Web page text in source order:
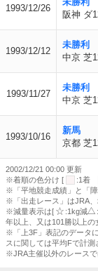
1993/12/26
阪神 ダ
1993/12/12
未勝利
中京 芝
1993/11/27
未勝利
中京 芝
1993/10/16
新馬
京都 芝
2002/12/21 00:00 更新
※着順の色分け [
:1着
※「平地競走成績」と「
※「出走レース」はJRA、
※減量表示は[
:1kg減
年以上、又は101勝以上の
※「上3F」表記のデータ
スに関しては平均Fで計測
※JRA主催以外のレースで